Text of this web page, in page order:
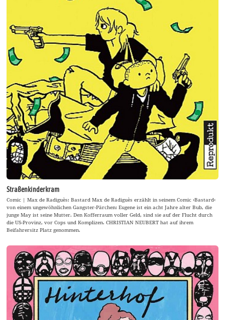
Straßenkinderkram
Comic | Max de Radiguès: Bastard Max de Radiguès erzählt in seinem Comic ›Bastard‹
von einem ungewöhnlichen Gangster-Pärchen: Eugene ist ein acht Jahre alter Bub, die
junge May ist seine Mutter. Den Kofferraum voller Geld, sind sie auf der Flucht durch
die US-Provinz, vor Cops und Komplizen. CHRISTIAN NEUBERT hat auf ihrem
Beifahrersitz Platz genommen.